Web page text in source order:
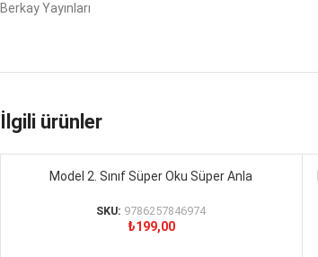
Berkay Yayınları
İlgili ürünler
SEPETE EKLE
Model 2. Sınıf Süper Oku Süper Anla
SKU: 9786257846974
₺199,00